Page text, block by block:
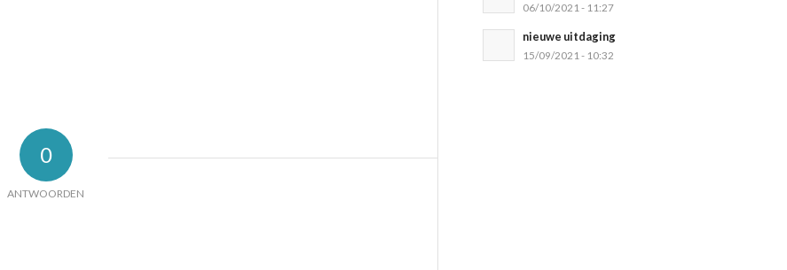
0
ANTWOORDEN
06/10/2021 - 11:27
nieuwe uitdaging
15/09/2021 - 10:32